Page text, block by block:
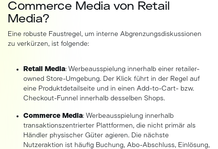
Commerce Media von Retail
Media?
Eine robuste Faustregel, um interne Abgrenzungsdiskussionen
zu verkürzen, ist folgende:
Retail Media: Werbeausspielung innerhalb einer retailer-
owned Store-Umgebung. Der Klick führt in der Regel auf
eine Produktdetailseite und in einen Add-to-Cart- bzw.
Checkout-Funnel innerhalb desselben Shops.
Commerce Media: Werbeausspielung innerhalb
transaktionszentrierter Plattformen, die nicht primär als
Händler physischer Güter agieren. Die nächste
Nutzeraktion ist häufig Buchung, Abo-Abschluss, Einlösung,